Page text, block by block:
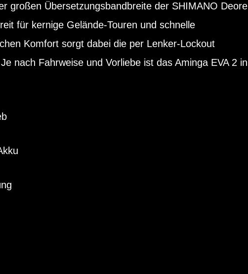
großen Übersetzungsbandbreite der SHIMANO Deore
für kernige Gelände-Touren und schnelle
Komfort sorgt dabei die per Lenker-Lockout
nach Fahrweise und Vorliebe ist das Aminga EVA 2 in